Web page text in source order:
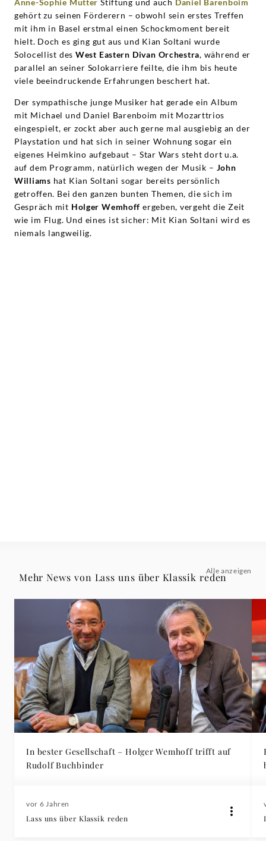
Klassik
reden
Deutsche
Grammophon
gehört zu seinen Förderern – obwohl sein erstes Treffen
mit ihm in Basel erstmal einen Schockmoment bereit
hielt. Doch es ging gut aus und Kian Soltani wurde
Solocellist desWest Eastern Divan Orchestra, während er
parallel an seiner Solokarriere feilte, die ihm bis heute
viele beeindruckende Erfahrungen beschert hat.
Der sympathische junge Musiker hat gerade ein Album
mit Michael und Daniel Barenboim mit Mozarttrios
eingespielt, er zockt aber auch gerne mal ausgiebig an der
Playstation und hat sich in seiner Wohnung sogar ein
eigenes Heimkino aufgebaut – Star Wars steht dort u.a.
auf dem Programm, natürlich wegen der Musik – John
Williams hat Kian Soltani sogar bereits persönlich
getroffen. Bei den ganzen bunten Themen, die sich im
Gespräch mit Holger Wemhoff ergeben, vergeht die Zeit
wie im Flug. Und eines ist sicher: Mit Kian Soltani wird es
niemals langweilig.
Mehr News von Lass uns über Klassik reden
Alle anzeigen
In bester Gesellschaft – Holger Wemhoff trifft auf
Rudolf Buchbinder
vor 6 Jahren
Lass uns über Klassik reden